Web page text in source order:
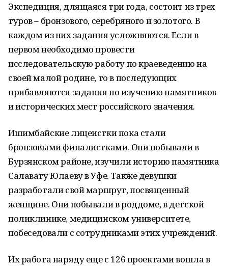
Экспедиция, длящаяся три года, состоит из трех
туров – бронзового, серебряного и золотого. В
каждом из них задания усложняются. Если в
первом необходимо провести
исследовательскую работу по краеведению на
своей малой родине, то в последующих
прибавляются задания по изучению памятников
и исторических мест российского значения.
Ишимбайские лицеистки пока стали
бронзовыми финалистками. Они побывали в
Бурзянском районе, изучили историю памятника
Салавату Юлаеву в Уфе. Также девушки
разработали свой маршрут, посвященный
женщине. Они побывали в роддоме, в детской
поликлинике, медицинском университете,
побеседовали с сотрудниками этих учреждений.
Их работа наряду еще с 126 проектами вошла в